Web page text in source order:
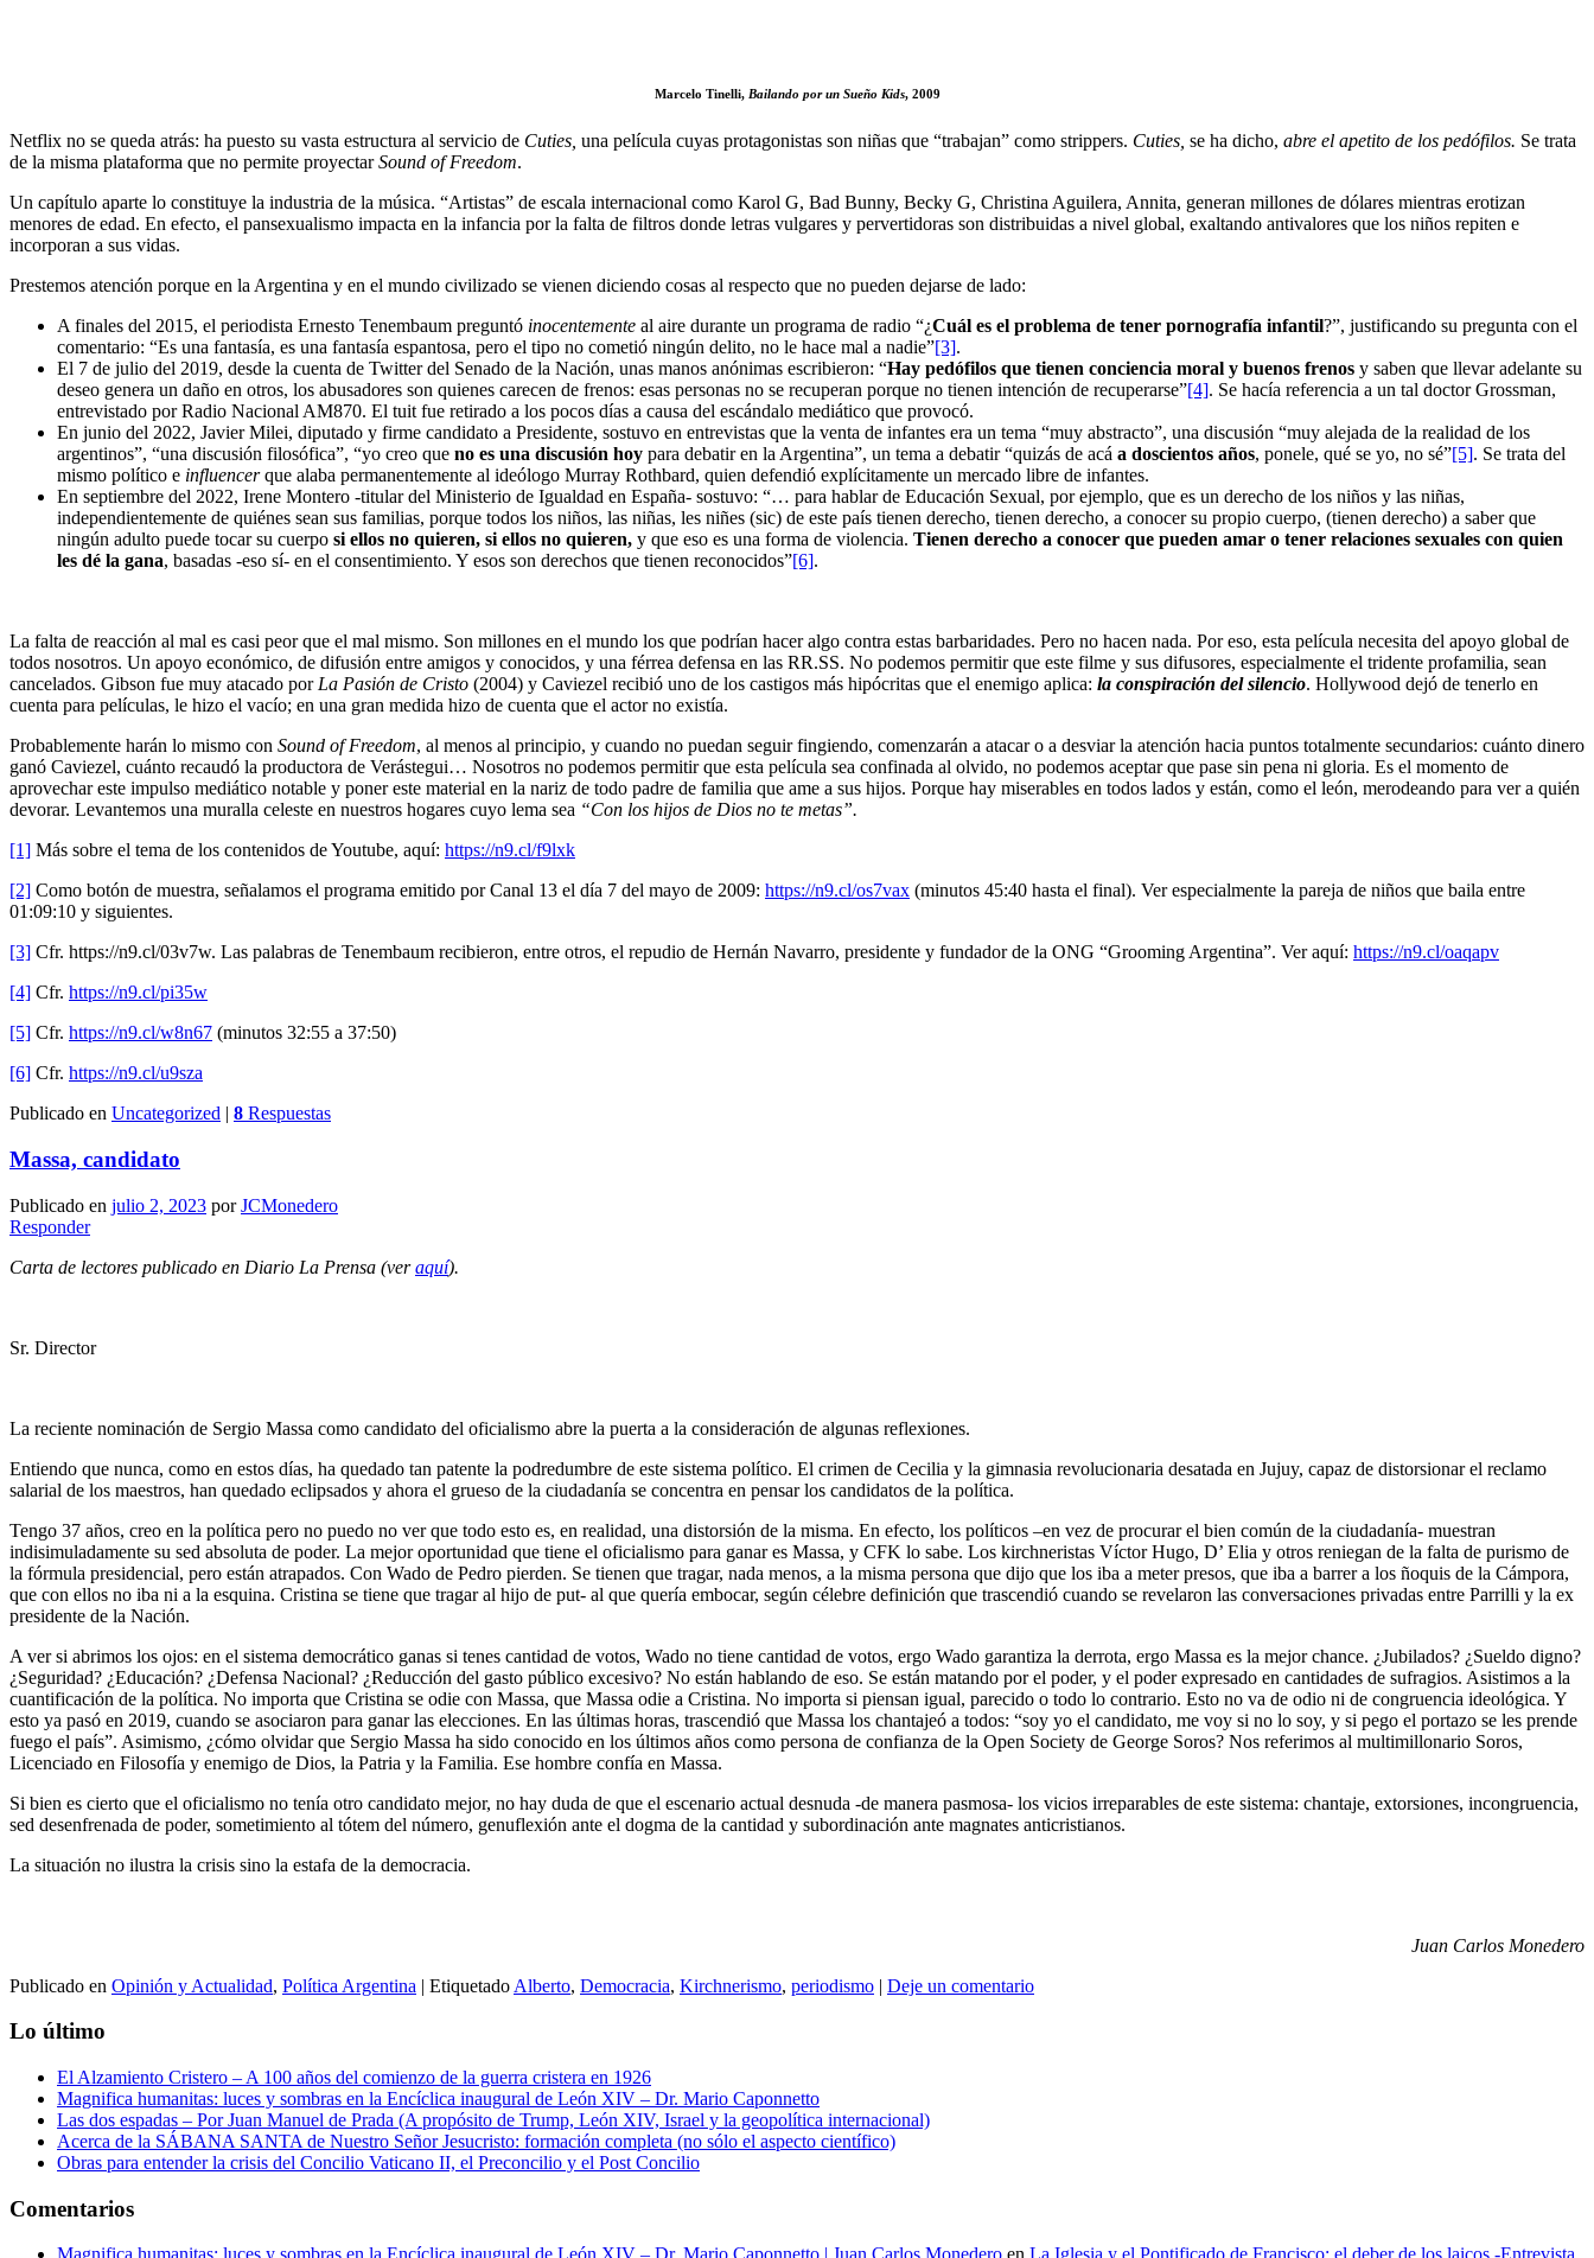
Marcelo Tinelli, Bailando por un Sueño Kids, 2009
Netflix no se queda atrás: ha puesto su vasta estructura al servicio de Cuties, una película cuyas protagonistas son niñas que “trabajan” como strippers. Cuties, se ha dicho, abre el apetito de los pedófilos. Se trata
de la misma plataforma que no permite proyectarSound of Freedom.
Un capítulo aparte lo constituye la industria de la música. “Artistas” de escala internacional como Karol G, Bad Bunny, Becky G, Christina Aguilera, Annita, generan millones de dólares mientras erotizan
menores de edad. En efecto, el pansexualismo impacta en la infancia por la falta de filtros donde letras vulgares y pervertidoras son distribuidas a nivel global, exaltando antivalores que los niños repiten e
incorporan a sus vidas.
Prestemos atención porque en la Argentina y en el mundo civilizado se vienen diciendo cosas al respecto que no pueden dejarse de lado:
A finales del 2015, el periodista Ernesto Tenembaum preguntó inocentemente al aire durante un programa de radio “¿Cuál es el problema de tener pornografía infantil?”, justificando su pregunta con el
comentario: “Es una fantasía, es una fantasía espantosa, pero el tipo no cometió ningún delito, no le hace mal a nadie”[3].
El 7 de julio del 2019, desde la cuenta de Twitter del Senado de la Nación, unas manos anónimas escribieron: “Hay pedófilos que tienen conciencia moral y buenos frenos y saben que llevar adelante su
deseo genera un daño en otros, los abusadores son quienes carecen de frenos: esas personas no se recuperan porque no tienen intención de recuperarse”[4]. Se hacía referencia a un tal doctor Grossman,
entrevistado por Radio Nacional AM870. El tuit fue retirado a los pocos días a causa del escándalo mediático que provocó.
En junio del 2022, Javier Milei, diputado y firme candidato a Presidente, sostuvo en entrevistas que la venta de infantes era un tema “muy abstracto”, una discusión “muy alejada de la realidad de los
argentinos”, “una discusión filosófica”, “yo creo que no es una discusión hoy para debatir en la Argentina”, un tema a debatir “quizás de acá a doscientos años, ponele, qué se yo, no sé”[5]. Se trata del
mismo político e influencerque alaba permanentemente al ideólogo Murray Rothbard, quien defendió explícitamente un mercado libre de infantes.
En septiembre del 2022, Irene Montero ­-titular del Ministerio de Igualdad en España- sostuvo: “… para hablar de Educación Sexual, por ejemplo, que es un derecho de los niños y las niñas,
independientemente de quiénes sean sus familias, porque todos los niños, las niñas, les niñes (sic) de este país tienen derecho, tienen derecho, a conocer su propio cuerpo, (tienen derecho) a saber que
ningún adulto puede tocar su cuerpo si ellos no quieren, si ellos no quieren, y que eso es una forma de violencia. Tienen derecho a conocer que pueden amar o tener relaciones sexuales con quien
les dé la gana, basadas -eso sí- en el consentimiento. Y esos son derechos que tienen reconocidos”[6].
La falta de reacción al mal es casi peor que el mal mismo. Son millones en el mundo los que podrían hacer algo contra estas barbaridades. Pero no hacen nada. Por eso, esta película necesita del apoyo global de
todos nosotros. Un apoyo económico, de difusión entre amigos y conocidos, y una férrea defensa en las RR.SS. No podemos permitir que este filme y sus difusores, especialmente el tridente profamilia, sean
cancelados. Gibson fue muy atacado por La Pasión de Cristo (2004) y Caviezel recibió uno de los castigos más hipócritas que el enemigo aplica: la conspiración del silencio. Hollywood dejó de tenerlo en
cuenta para películas, le hizo el vacío; en una gran medida hizo de cuenta que el actor no existía.
Probablemente harán lo mismo con Sound of Freedom, al menos al principio, y cuando no puedan seguir fingiendo, comenzarán a atacar o a desviar la atención hacia puntos totalmente secundarios: cuánto dinero
ganó Caviezel, cuánto recaudó la productora de Verástegui… Nosotros no podemos permitir que esta película sea confinada al olvido, no podemos aceptar que pase sin pena ni gloria. Es el momento de
aprovechar este impulso mediático notable y poner este material en la nariz de todo padre de familia que ame a sus hijos. Porque hay miserables en todos lados y están, como el león, merodeando para ver a quién
devorar. Levantemos una muralla celeste en nuestros hogares cuyo lema sea “Con los hijos de Dios no te metas”.
[1] Más sobre el tema de los contenidos de Youtube, aquí: https://n9.cl/f9lxk
[2] Como botón de muestra, señalamos el programa emitido por Canal 13 el día 7 del mayo de 2009: https://n9.cl/os7vax (minutos 45:40 hasta el final). Ver especialmente la pareja de niños que baila entre
01:09:10 y siguientes.
[3] Cfr. https://n9.cl/03v7w. Las palabras de Tenembaum recibieron, entre otros, el repudio de Hernán Navarro, presidente y fundador de la ONG “Grooming Argentina”. Ver aquí: https://n9.cl/oaqapv
[4] Cfr. https://n9.cl/pi35w
[5] Cfr. https://n9.cl/w8n67 (minutos 32:55 a 37:50)
[6] Cfr. https://n9.cl/u9sza
Publicado en Uncategorized | 8 Respuestas
Massa, candidato
Publicado en julio 2, 2023 porJCMonedero
Responder
Carta de lectores publicado en Diario La Prensa (veraquí).
Sr. Director
La reciente nominación de Sergio Massa como candidato del oficialismo abre la puerta a la consideración de algunas reflexiones.
Entiendo que nunca, como en estos días, ha quedado tan patente la podredumbre de este sistema político. El crimen de Cecilia y la gimnasia revolucionaria desatada en Jujuy, capaz de distorsionar el reclamo
salarial de los maestros, han quedado eclipsados y ahora el grueso de la ciudadanía se concentra en pensar los candidatos de la política.
Tengo 37 años, creo en la política pero no puedo no ver que todo esto es, en realidad, una distorsión de la misma. En efecto, los políticos –en vez de procurar el bien común de la ciudadanía- muestran
indisimuladamente su sed absoluta de poder. La mejor oportunidad que tiene el oficialismo para ganar es Massa, y CFK lo sabe. Los kirchneristas Víctor Hugo, D’ Elia y otros reniegan de la falta de purismo de
la fórmula presidencial, pero están atrapados. Con Wado de Pedro pierden. Se tienen que tragar, nada menos, a la misma persona que dijo que los iba a meter presos, que iba a barrer a los ñoquis de la Cámpora,
que con ellos no iba ni a la esquina. Cristina se tiene que tragar al hijo de put- al que quería embocar, según célebre definición que trascendió cuando se revelaron las conversaciones privadas entre Parrilli y la ex
presidente de la Nación.
A ver si abrimos los ojos: en el sistema democrático ganas si tenes cantidad de votos, Wado no tiene cantidad de votos, ergo Wado garantiza la derrota, ergo Massa es la mejor chance. ¿Jubilados? ¿Sueldo digno?
¿Seguridad? ¿Educación? ¿Defensa Nacional? ¿Reducción del gasto público excesivo? No están hablando de eso. Se están matando por el poder, y el poder expresado en cantidades de sufragios. Asistimos a la
cuantificación de la política. No importa que Cristina se odie con Massa, que Massa odie a Cristina. No importa si piensan igual, parecido o todo lo contrario. Esto no va de odio ni de congruencia ideológica. Y
esto ya pasó en 2019, cuando se asociaron para ganar las elecciones. En las últimas horas, trascendió que Massa los chantajeó a todos: “soy yo el candidato, me voy si no lo soy, y si pego el portazo se les prende
fuego el país”. Asimismo, ¿cómo olvidar que Sergio Massa ha sido conocido en los últimos años como persona de confianza de la Open Society de George Soros? Nos referimos al multimillonario Soros,
Licenciado en Filosofía y enemigo de Dios, la Patria y la Familia. Ese hombre confía en Massa.
Si bien es cierto que el oficialismo no tenía otro candidato mejor, no hay duda de que el escenario actual desnuda -de manera pasmosa- los vicios irreparables de este sistema: chantaje, extorsiones, incongruencia,
sed desenfrenada de poder, sometimiento al tótem del número, genuflexión ante el dogma de la cantidad y subordinación ante magnates anticristianos.
La situación no ilustra la crisis sino la estafa de la democracia.
Juan Carlos Monedero
Publicado en Opinión y Actualidad, Política Argentina | Etiquetado Alberto, Democracia, Kirchnerismo, periodismo | Deje un comentario
Lo último
El Alzamiento Cristero – A 100 años del comienzo de la guerra cristera en 1926
Magnifica humanitas: luces y sombras en la Encíclica inaugural de León XIV – Dr. Mario Caponnetto
Las dos espadas – Por Juan Manuel de Prada (A propósito de Trump, León XIV, Israel y la geopolítica internacional)
Acerca de la SÁBANA SANTA de Nuestro Señor Jesucristo: formación completa (no sólo el aspecto científico)
Obras para entender la crisis del Concilio Vaticano II, el Preconcilio y el Post Concilio
Comentarios